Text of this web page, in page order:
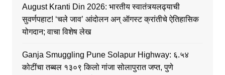
August Kranti Din 2026: भारतीय स्वातंत्र्यलढ्याची
सुवर्णपहाट! ‘चले जाव’ आंदोलन अन् ऑगस्ट क्रांतीचे ऐतिहासिक
योगदान; वाचा विशेष लेख
Ganja Smuggling Pune Solapur Highway: ६.५४
कोटींचा तब्बल १३०९ किलो गांजा सोलापुरात जप्त, पुणे